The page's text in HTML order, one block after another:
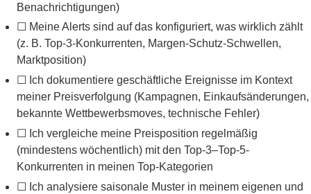
Benachrichtigungen)
☐ Meine Alerts sind auf das konfiguriert, was wirklich zählt
(z. B. Top-3-Konkurrenten, Margen-Schutz-Schwellen,
Marktposition)
☐ Ich dokumentiere geschäftliche Ereignisse im Kontext
meiner Preisverfolgung (Kampagnen, Einkaufsänderungen,
bekannte Wettbewerbsmoves, technische Fehler)
☐ Ich vergleiche meine Preisposition regelmäßig
(mindestens wöchentlich) mit den Top-3–Top-5-
Konkurrenten in meinen Top-Kategorien
☐ Ich analysiere saisonale Muster in meinem eigenen und